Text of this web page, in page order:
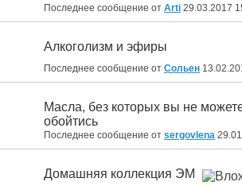
Последнее сообщение от Arti 29.03.2017
Алкоголизм и эфиры
Последнее сообщение от Сольен
Масла, без которых вы не
обойтись
Последнее сообщение от sergovlena
Домашняя коллекция ЭМ